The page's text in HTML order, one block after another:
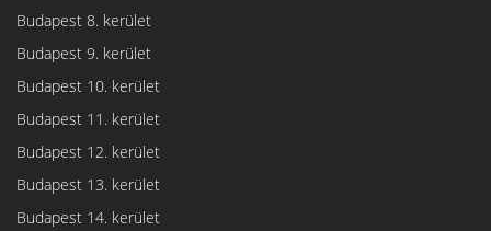
Budapest 8. kerület
Budapest 9. kerület
Budapest 10. kerület
Budapest 11. kerület
Budapest 12. kerület
Budapest 13. kerület
Budapest 14. kerület